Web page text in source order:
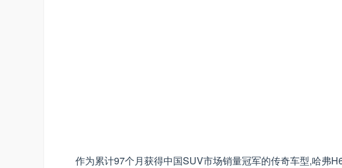
作为累计97个月获得中国SUV市场销量冠军的传奇车型,哈弗